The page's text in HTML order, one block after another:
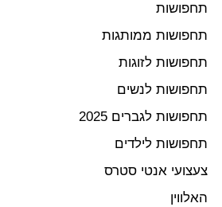
תחפושות
תחפושות ממותגות
תחפושות לזוגות
תחפושות לנשים
תחפושות לגברים 2025
תחפושות לילדים
צעצועי אנטי סטרס
האלווין